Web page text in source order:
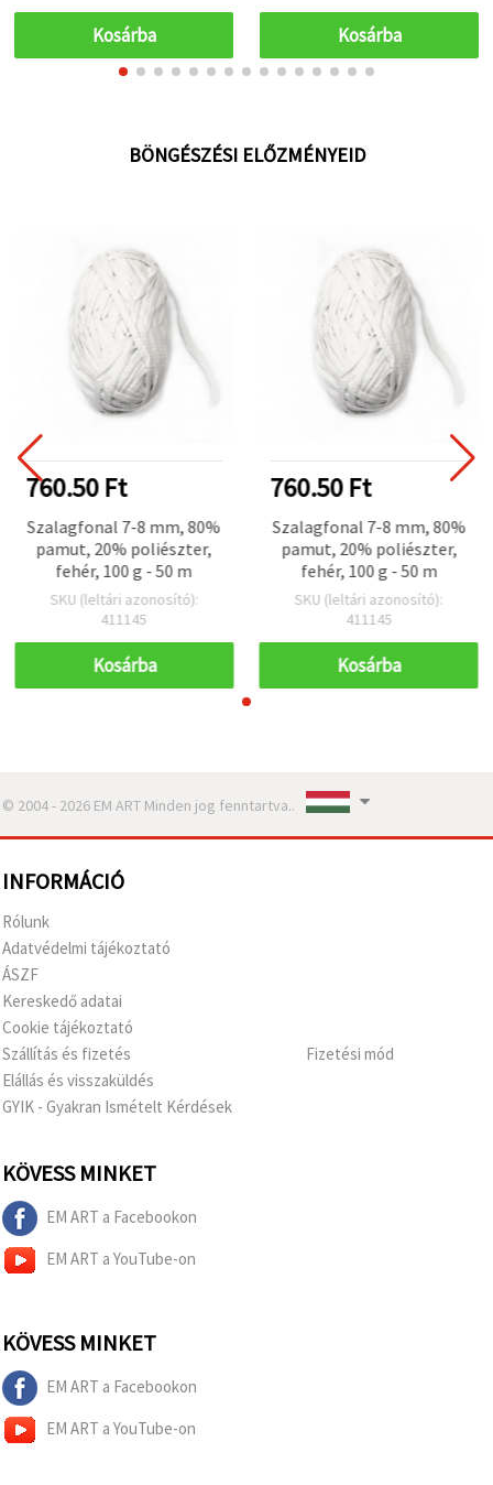
Kosárba
db/csomag
Kosárba
BÖNGÉSZÉSI ELŐZMÉNYEID
760.50 Ft
Szalagfonal 7-8 mm, 80%
pamut, 20% poliészter,
fehér, 100 g - 50 m
SKU (leltári azonosító):
411145
Kosárba
760.50 Ft
Szalagfonal 7-8 mm, 80%
pamut, 20% poliészter,
fehér, 100 g - 50 m
SKU (leltári azonosító):
411145
Kosárba
© 2004 - 2026 EM ART Minden jog fenntartva..
INFORMÁCIÓ
Rólunk
Adatvédelmi tájékoztató
ÁSZF
Kereskedő adatai
Cookie tájékoztató
Szállítás és fizetés
Elállás és visszaküldés
GYIK - Gyakran Ismételt Kérdések
Fizetési mód
KÖVESS MINKET
EM ART a Facebookon
EM ART a YouTube-on
KÖVESS MINKET
EM ART a Facebookon
EM ART a YouTube-on